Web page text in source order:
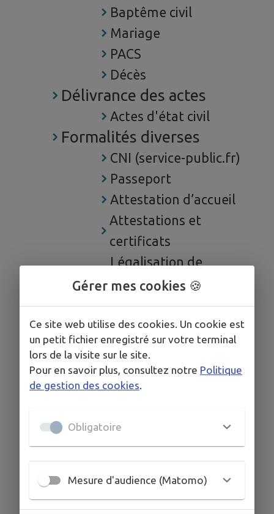
Baptême civil
Mariage
PACS
Décès
Délivrance des actes
Actes d'état civil
Formalités diverses
CNI (service-public.fr)
Passeport
Attestation d’accueil
Attestations et
certificats
Légalisation de
signature
Démarches en lignes
Changement d’adresse
en ligne
Demande d’acte de
naissance : copie
(naissance en France)
Demande d’inscription
Recensement militaire
Gérer mes cookies 🍪
Ce site web utilise des cookies. Un cookie est
un petit fichier enregistré sur votre terminal
lors de la visite sur le site.
Pour en savoir plus, consultez notre Politique
de gestion des cookies
Obligatoire
Mesure d'audience (Matomo)